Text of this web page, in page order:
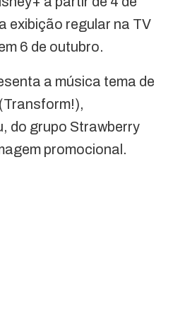
exibição regular na TV
6 de outubro.
a música tema de
do grupo Strawberry
promocional.